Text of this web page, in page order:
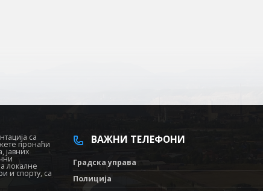
са
пронаћи
јавних
локалне
и спорту, са
ВАЖНИ ТЕЛЕФОНИ
Градска управа
Полиција